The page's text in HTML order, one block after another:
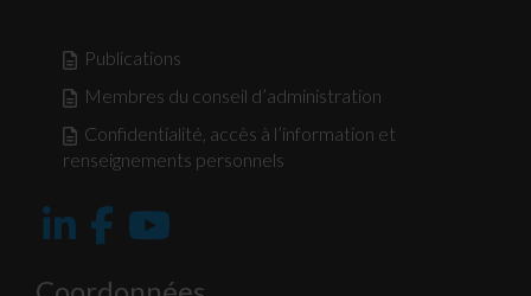
Publications
Membres du conseil d’administration
Confidentialité, accès à l’information et
renseignements personnels